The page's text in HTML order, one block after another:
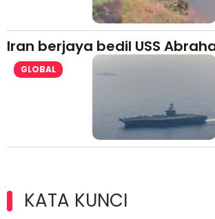
Iran berjaya bedil USS
GLOBAL
KATA KUNCI